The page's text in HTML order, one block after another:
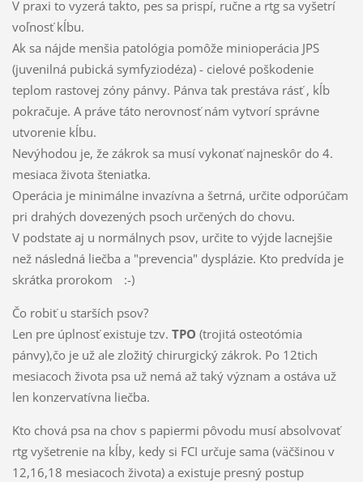
V praxi to vyzerá takto, pes sa prispí, ručne a rtg sa vyšetrí
voľnosť kĺbu.
Ak sa nájde menšia patológia pomôže minioperácia JPS
(juvenilná pubická symfyziodéza) - cielové poškodenie
teplom rastovej zóny pánvy. Pánva tak prestáva rásť , kĺb
pokračuje. A práve táto nerovnosť nám vytvorí správne
utvorenie kĺbu.
Nevýhodou je, že zákrok sa musí vykonať najneskôr do 4.
mesiaca života šteniatka.
Operácia je minimálne invazívna a šetrná, určite odporúčam
pri drahých dovezených psoch určených do chovu.
V podstate aj u normálnych psov, určite to výjde lacnejšie
než následná liečba a "prevencia" dysplázie. Kto predvída je
skrátka prorokom
:-)
Čo robiť u starších psov?
Len pre úplnosť existuje tzv. TPO (trojitá osteotómia
pánvy),čo je už ale zložitý chirurgický zákrok. Po 12tich
mesiacoch života psa už nemá až taký význam a ostáva už
len konzervatívna liečba.
Kto chová psa na chov s papiermi pôvodu musí absolvovať
rtg vyšetrenie na kĺby, kedy si FCI určuje sama (väčšinou v
12,16,18 mesiacoch života) a existuje presný postup